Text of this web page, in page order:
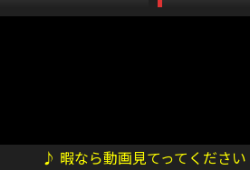
♪ 暇なら動画見てってくださ